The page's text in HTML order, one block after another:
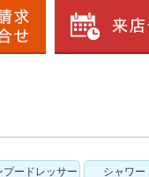
プードレッサー シャワー